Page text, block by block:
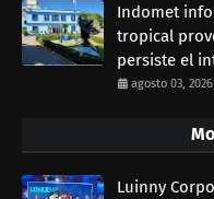
Indomet
tropical
persiste el
agosto 03, 2026
Luinny